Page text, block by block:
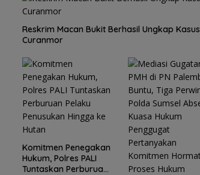
Reskrim Macan Bukit Berhasil Ungkap Kasus
Curanmor
Komitmen Penegakan
Hukum, Polres PALI
Tuntaskan Perburuan